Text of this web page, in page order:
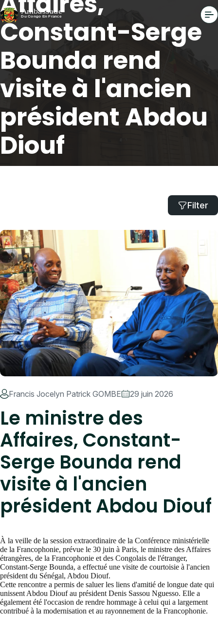
Constant-Serge
Bounda rend
visite à l'ancien
président Abdou
Diouf
Filter
Francis Jocelyn Patrick GOMBE 29 juin 2026
Le ministre des
Affaires, Constant-
Serge Bounda rend
visite à l'ancien
président Abdou Diouf
À la veille de la session extraordinaire de la Conférence ministérielle
de la Francophonie, prévue le 30 juin à Paris, le ministre des Affaires
étrangères, de la Francophonie et des Congolais de l'étranger,
Constant-Serge Bounda, a effectué une visite de courtoisie à l'ancien
président du Sénégal, Abdou Diouf.
Cette rencontre a permis de saluer les liens d'amitié de longue date qui
unissent Abdou Diouf au président Denis Sassou Nguesso. Elle a
également été l'occasion de rendre hommage à celui qui a largement
contribué à la modernisation et au rayonnement de la Francophonie.